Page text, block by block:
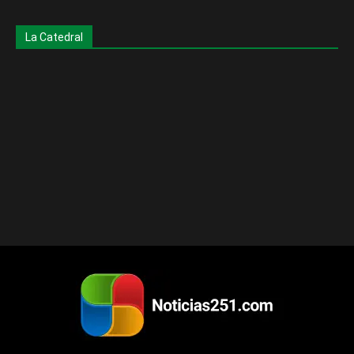
La Catedral